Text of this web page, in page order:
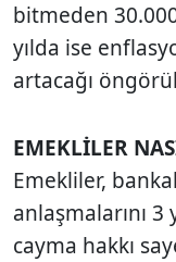
bitmeden
yılda ise
artacağı
EMEKLİLER
Emekliler,
anlaşmalarını 3
cayma hakkı